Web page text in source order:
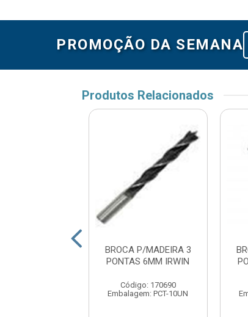
PROMOÇÃO DA SEMANA
Produtos Relacionados
BROCA P/MADEIRA 3
PONTAS 6MM IRWIN
Código: 170690
Embalagem: PCT-10UN